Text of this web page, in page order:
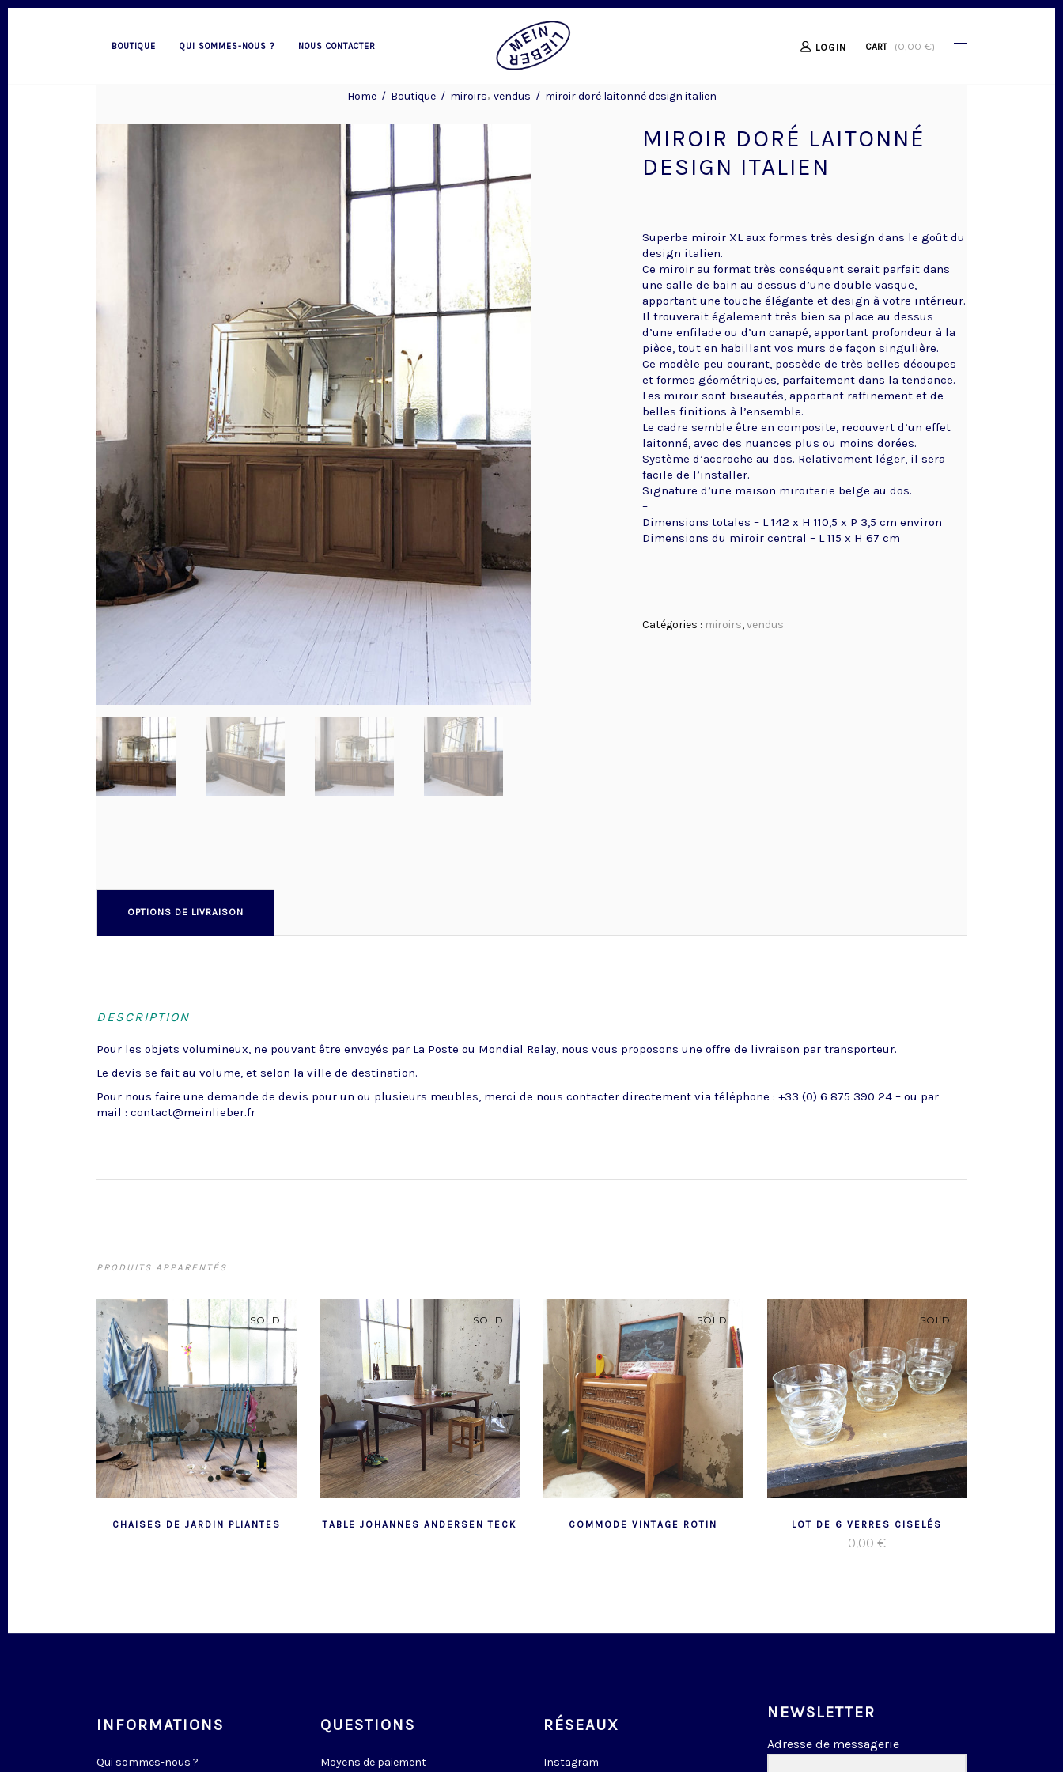
BOUTIQUE QUI SOMMES-NOUS ? NOUS CONTACTER LOGIN CART (0,00 €)
Home/ Boutique/ miroirs, vendus / miroir doré laitonné design italien
MIROIR DORÉ LAITONNÉ
DESIGN ITALIEN
Superbe miroir XL aux formes très design dans le goût du
design italien.
Ce miroir au format très conséquent serait parfait dans
une salle de bain au dessus d’une double vasque,
apportant une touche élégante et design à votre intérieur.
Il trouverait également très bien sa place au dessus
d’une enfilade ou d’un canapé, apportant profondeur à la
pièce, tout en habillant vos murs de façon singulière.
Ce modèle peu courant, possède de très belles découpes
et formes géométriques, parfaitement dans la tendance.
Les miroir sont biseautés, apportant raffinement et de
belles finitions à l’ensemble.
Le cadre semble être en composite, recouvert d’un effet
laitonné, avec des nuances plus ou moins dorées.
Système d’accroche au dos. Relativement léger, il sera
facile de l’installer.
Signature d’une maison miroiterie belge au dos.
–
Dimensions totales – L 142 x H 110,5 x P 3,5 cm environ
Dimensions du miroir central – L 115 x H 67 cm
Catégories : miroirs,vendus
OPTIONS DE LIVRAISON
DESCRIPTION
Pour les objets volumineux, ne pouvant être envoyés par La Poste ou Mondial Relay, nous vous proposons une offre de livraison par transporteur.
Le devis se fait au volume, et selon la ville de destination.
Pour nous faire une demande de devis pour un ou plusieurs meubles, merci de nous contacter directement via téléphone : +33 (0) 6 875 390 24 – ou par
mail : contact@meinlieber.fr
PRODUITS APPARENTÉS
SOLD
CHAISES DE JARDIN PLIANTES
SOLD
TABLE JOHANNES ANDERSEN TECK
SOLD
COMMODE VINTAGE ROTIN
SOLD
LOT DE 6 VERRES CISELÉS
0,00 €
INFORMATIONS
Qui sommes-nous ?
QUESTIONS
Moyens de paiement
RÉSEAUX
Instagram
NEWSLETTER
Adresse de messagerie